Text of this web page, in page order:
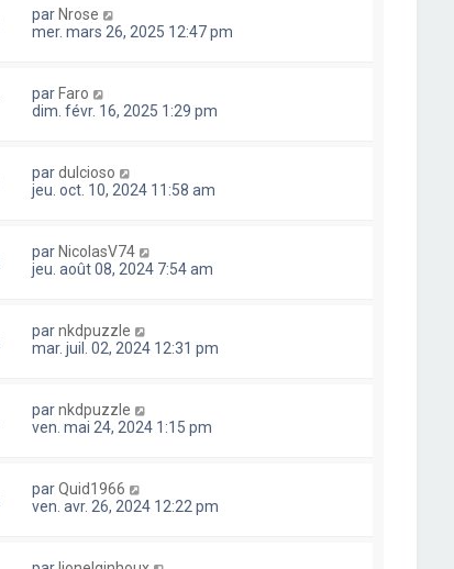
par Nrose
mer. mars 26, 2025 12:47 pm
par Faro
dim. févr. 16, 2025 1:29 pm
pardulcioso
jeu. oct. 10, 2024 11:58 am
par NicolasV74
jeu. août 08, 2024 7:54 am
parnkdpuzzle
mar. juil. 02, 2024 12:31 pm
parnkdpuzzle
ven. mai 24, 2024 1:15 pm
parQuid1966
ven. avr. 26, 2024 12:22 pm